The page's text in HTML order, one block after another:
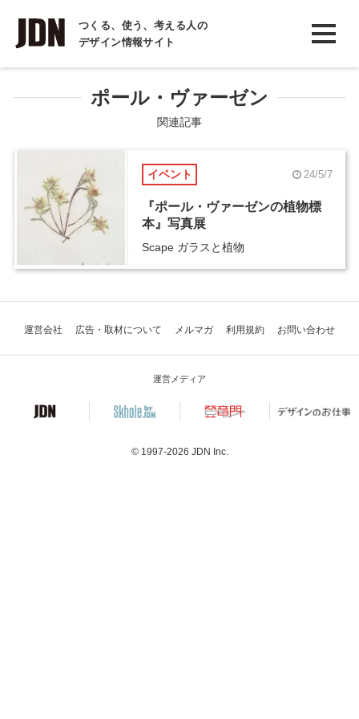
つくる、使う、考える人の
デザイン情報サイト
INTERVIEW
インタビュー
REPORT
コラム
ポール・ヴァーゼン
関連記事
イベント 24/5/7
『ポール・ヴァーゼンの植物標
本』写真展
Scape ガラスと植物
運営会社 広告・取材について メルマガ 利用規約 お問い合わせ
運営メディア
© 1997-2026 JDN Inc.